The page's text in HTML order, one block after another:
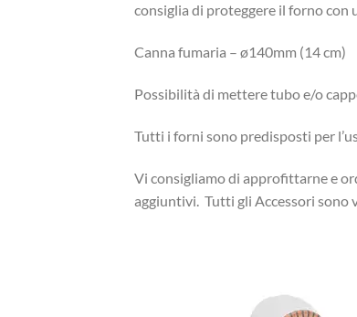
consiglia di proteggere il forno con
Canna fumaria – ø140mm (14 cm)
Possibilità di mettere tubo e/o
Tutti i forni sono predisposti per
Vi consigliamo di approfittarne e
aggiuntivi. Tutti gli Accessori sono